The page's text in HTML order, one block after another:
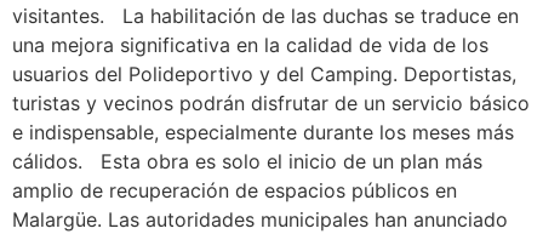
visitantes. La habilitación de las duchas se traduce en
una mejora significativa en la calidad de vida de los
usuarios del Polideportivo y del Camping. Deportistas,
turistas y vecinos podrán disfrutar de un servicio básico
e indispensable, especialmente durante los meses más
cálidos. Esta obra es solo el inicio de un plan más
amplio de recuperación de espacios públicos en
Malargüe. Las autoridades municipales han anunciado